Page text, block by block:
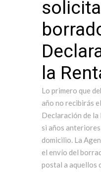
la
Lo primero que
año no recibirás
Declaración de
si años
domicilio. La
el envío del
postal a aquellos